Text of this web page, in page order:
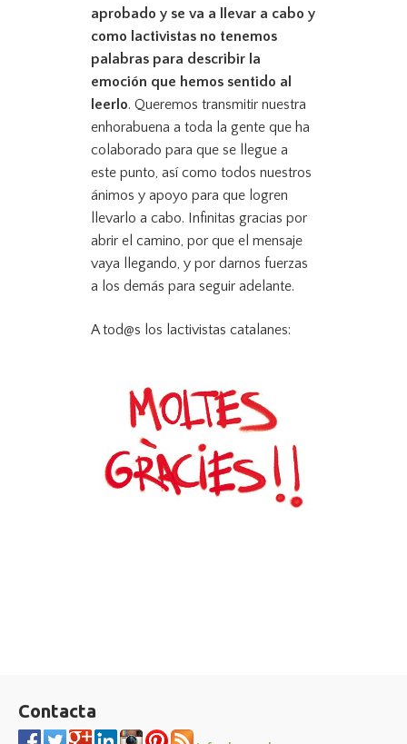
aprobado y se va a llevar a cabo y
como lactivistas no tenemos
palabras para describir la
emoción que hemos sentido al
leerlo. Queremos transmitir nuestra
enhorabuena a toda la gente que ha
colaborado para que se llegue a
este punto, así como todos nuestros
ánimos y apoyo para que logren
llevarlo a cabo. Infinitas gracias por
abrir el camino, por que el mensaje
vaya llegando, y por darnos fuerzas
a los demás para seguir adelante.
A tod@s los lactivistas catalanes:
Contacta